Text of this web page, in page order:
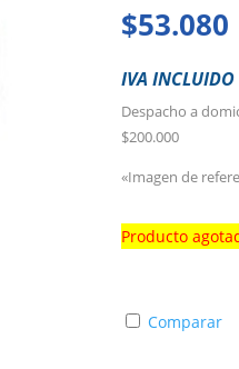
$53.080
IVA INCLUIDO
Despacho a
$200.000
«Imagen de
Producto
Comparar